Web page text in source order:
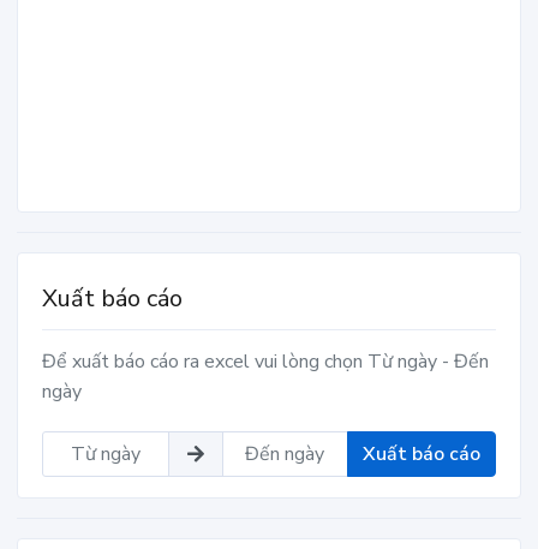
Xuất báo cáo
Để xuất báo cáo ra excel vui lòng chọn Từ ngày - Đến
ngày
Xuất báo cáo